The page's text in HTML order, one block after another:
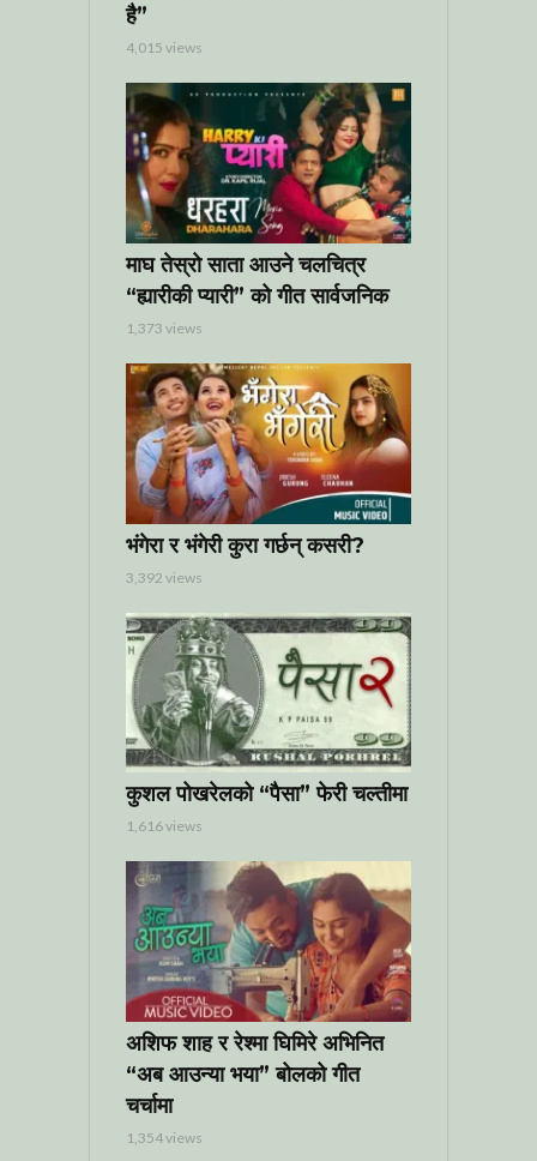
है”
4,015 views
माघ तेस्रो साता आउने चलचित्र
“ह्यारीकी प्यारी” को गीत सार्वजनिक
1,373 views
भंगेरा र भंगेरी कुरा गर्छन् कसरी?
3,392 views
कुशल पोखरेलको “पैसा” फेरी चल्तीमा
1,616 views
अशिफ शाह र रेश्मा घिमिरे अभिनित
“अब आउन्या भया” बोलको गीत
चर्चामा
1,354 views